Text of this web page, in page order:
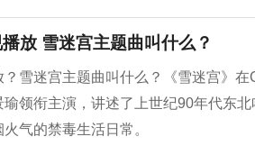
放 雪迷宫主题曲叫什么？
？雪迷宫主题曲叫什么？《雪迷宫》
领衔主演，讲述了上世纪90年代东
气的禁毒生活日常。